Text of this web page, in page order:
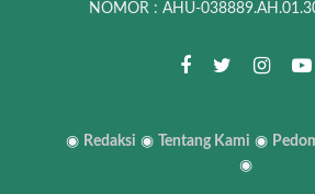
NOMOR : AHU-
◉ Redaksi ◉ Tentang Kami ◉
◉